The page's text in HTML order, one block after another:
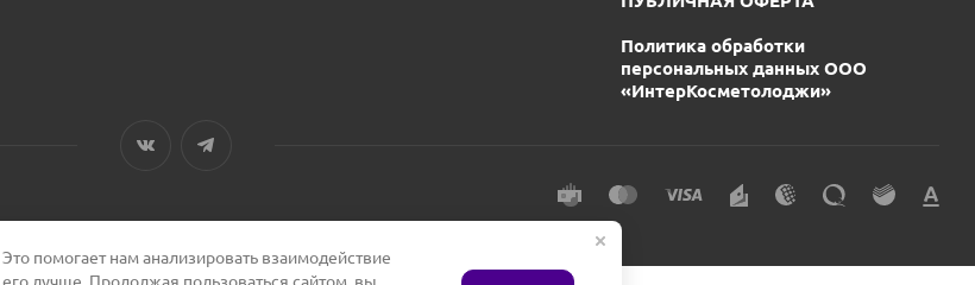
Политика обработки
персональных данных ООО
«ИнтерКосметолоджи»
помогает нам анализировать взаимодействие